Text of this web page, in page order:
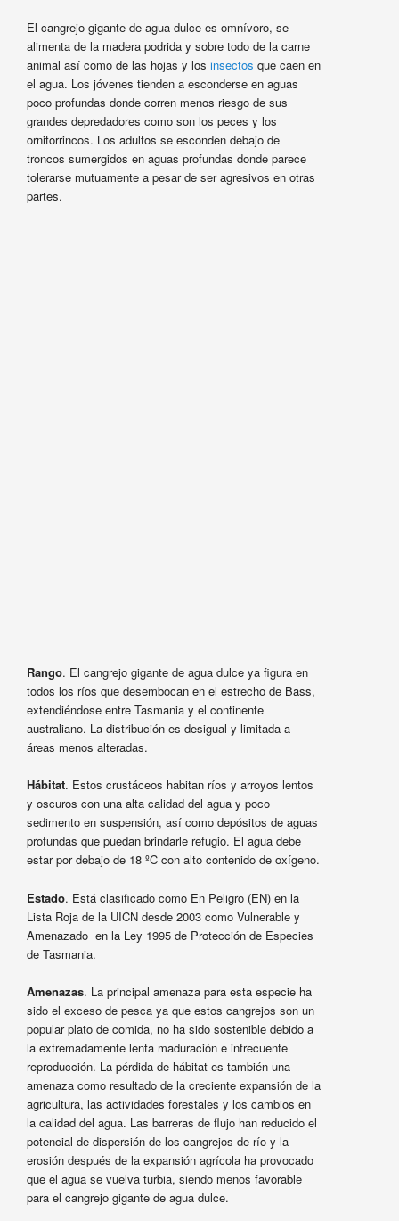
El cangrejo gigante de agua dulce es omnívoro, se
alimenta de la madera podrida y sobre todo de la carne
animal así como de las hojas y los insectos que caen en
el agua. Los jóvenes tienden a esconderse en aguas
poco profundas donde corren menos riesgo de sus
grandes depredadores como son los peces y los
ornitorrincos. Los adultos se esconden debajo de
troncos sumergidos en aguas profundas donde parece
tolerarse mutuamente a pesar de ser agresivos en otras
partes.
Rango. El cangrejo gigante de agua dulce ya figura en
todos los ríos que desembocan en el estrecho de Bass,
extendiéndose entre Tasmania y el continente
australiano. La distribución es desigual y limitada a
áreas menos alteradas.
Hábitat. Estos crustáceos habitan ríos y arroyos lentos
y oscuros con una alta calidad del agua y poco
sedimento en suspensión, así como depósitos de aguas
profundas que puedan brindarle refugio. El agua debe
estar por debajo de 18 ºC con alto contenido de oxígeno.
Estado. Está clasificado como En Peligro (EN) en la
Lista Roja de la UICN desde 2003 como Vulnerable y
Amenazado en la Ley 1995 de Protección de Especies
de Tasmania.
Amenazas. La principal amenaza para esta especie ha
sido el exceso de pesca ya que estos cangrejos son un
popular plato de comida, no ha sido sostenible debido a
la extremadamente lenta maduración e infrecuente
reproducción. La pérdida de hábitat es también una
amenaza como resultado de la creciente expansión de la
agricultura, las actividades forestales y los cambios en
la calidad del agua. Las barreras de flujo han reducido el
potencial de dispersión de los cangrejos de río y la
erosión después de la expansión agrícola ha provocado
que el agua se vuelva turbia, siendo menos favorable
para el cangrejo gigante de agua dulce.